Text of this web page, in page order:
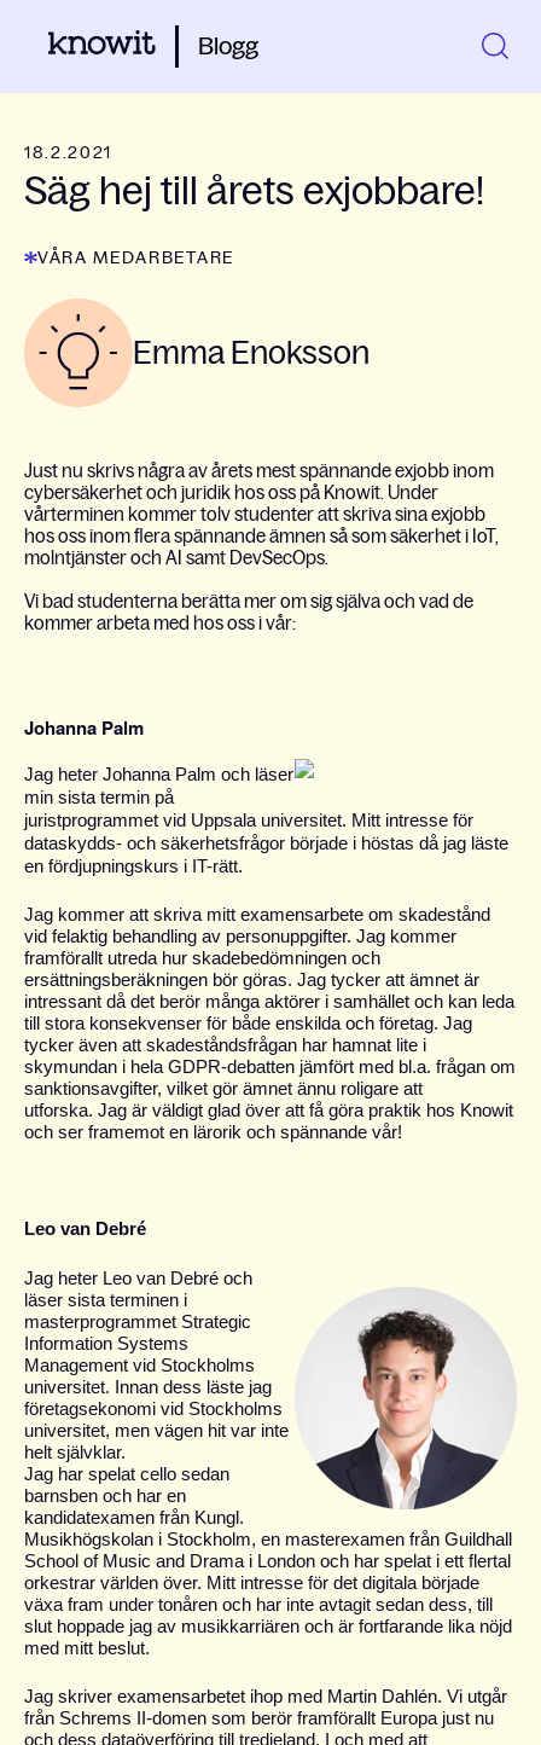
Blogg
18.2.2021
Säg hej till årets exjobbare!
VÅRA MEDARBETARE
Emma Enoksson
Just nu skrivs några av årets mest spännande exjobb inom
cybersäkerhet och juridik hos oss på Knowit. Under
vårterminen kommer tolv studenter att skriva sina exjobb
hos oss inom flera spännande ämnen så som säkerhet i IoT,
molntjänster och AI samt DevSecOps.
Vi bad studenterna berätta mer om sig själva och vad de
kommer arbeta med hos oss i vår:
Johanna Palm
Jag heter Johanna Palm och läser
min sista termin på
juristprogrammet vid Uppsala universitet. Mitt intresse för
dataskydds- och säkerhetsfrågor började i höstas då jag läste
en fördjupningskurs i IT-rätt.
Jag kommer att skriva mitt examensarbete om skadestånd
vid felaktig behandling av personuppgifter. Jag kommer
framförallt utreda hur skadebedömningen och
ersättningsberäkningen bör göras. Jag tycker att ämnet är
intressant då det berör många aktörer i samhället och kan leda
till stora konsekvenser för både enskilda och företag. Jag
tycker även att skadeståndsfrågan har hamnat lite i
skymundan i hela GDPR-debatten jämfört med bl.a. frågan om
sanktionsavgifter, vilket gör ämnet ännu roligare att
utforska. Jag är väldigt glad över att få göra praktik hos Knowit
och ser framemot en lärorik och spännande vår!
Leo van Debré
Jag heter Leo van Debré och
läser sista terminen i
masterprogrammet Strategic
Information Systems
Management vid Stockholms
universitet. Innan dess läste jag
företagsekonomi vid Stockholms
universitet, men vägen hit var inte
helt självklar.
Jag har spelat cello sedan
barnsben och har en
kandidatexamen från Kungl.
Musikhögskolan i Stockholm, en masterexamen från Guildhall
School of Music and Drama i London och har spelat i ett flertal
orkestrar världen över. Mitt intresse för det digitala började
växa fram under tonåren och har inte avtagit sedan dess, till
slut hoppade jag av musikkarriären och är fortfarande lika nöjd
med mitt beslut.
Jag skriver examensarbetet ihop med Martin Dahlén. Vi utgår
från Schrems II-domen som berör framförallt Europa just nu
och dess dataöverföring till tredjeland. I och med att